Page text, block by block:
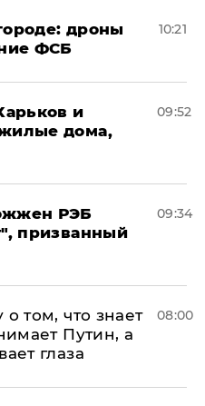
дроны
ФСБ
10:21
и
дома,
09:52
РЭБ
призванный
09:34
том, что знает
Путин, а
глаза
08:00